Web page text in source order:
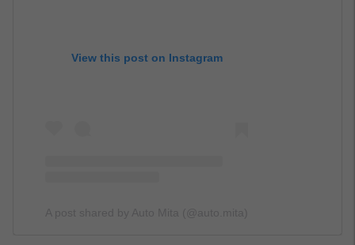
View this post on Instagram